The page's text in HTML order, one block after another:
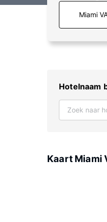
Hotelnaam
Kaart Miami